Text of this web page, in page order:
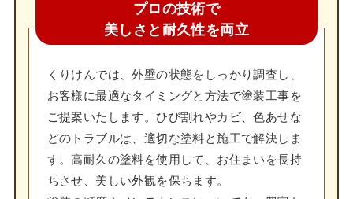
プロの技術で
美しさと耐久性を両立
くりけんでは、外壁の状態をしっかり調査し、
お客様に最適なタイミングと方法で塗装工事を
ご提案いたします。ひび割れやカビ、色あせな
どのトラブルは、適切な塗料と施工で解決しま
す。高耐久の塗料を使用して、お住まいを長持
ちさせ、美しい外観を保ちます。